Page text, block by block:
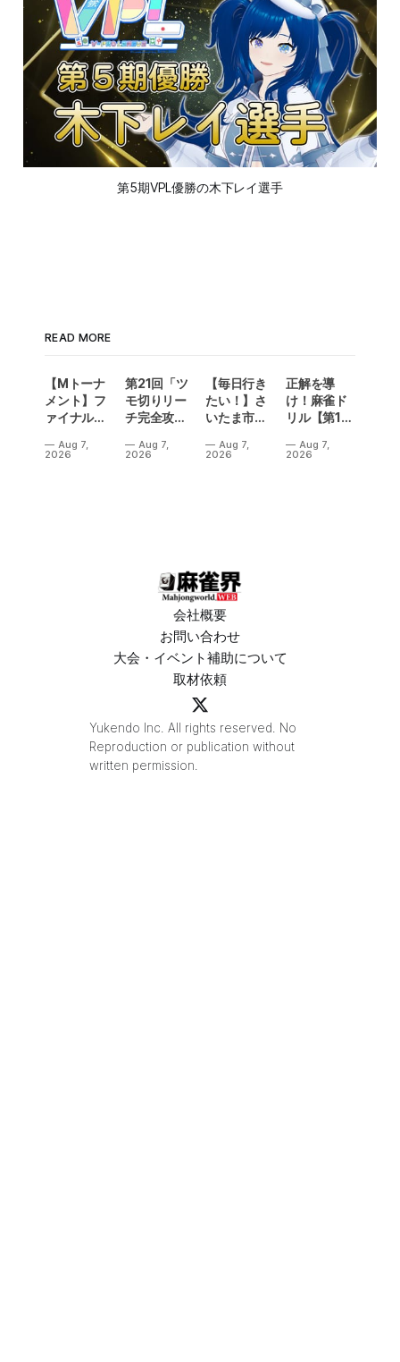
第5期VPL優勝の木下レイ選手
READ MORE
【Mトーナ
メント】フ
ァイナル／2
ニバル！東
Aug 7,
2026
第21回「ツ
モ切りリー
チ完全攻
Aug 7,
2026
【毎日行き
たい！】さ
いたま市に
誕生！？
Aug 7,
2026
正解を導
け！麻雀ド
リル【第14
Aug 7,
2026
会社概要
お問い合わせ
大会・イベント補助について
取材依頼
Yukendo Inc. All rights reserved. No
Reproduction or publication without
written permission.